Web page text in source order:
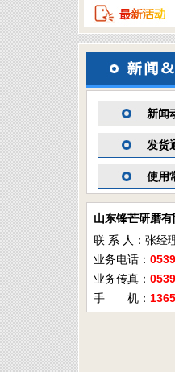
新闻
发货
使用
山东锋芒研磨有
联 系 人：张经
业务电话：
业务传真：
手 机：